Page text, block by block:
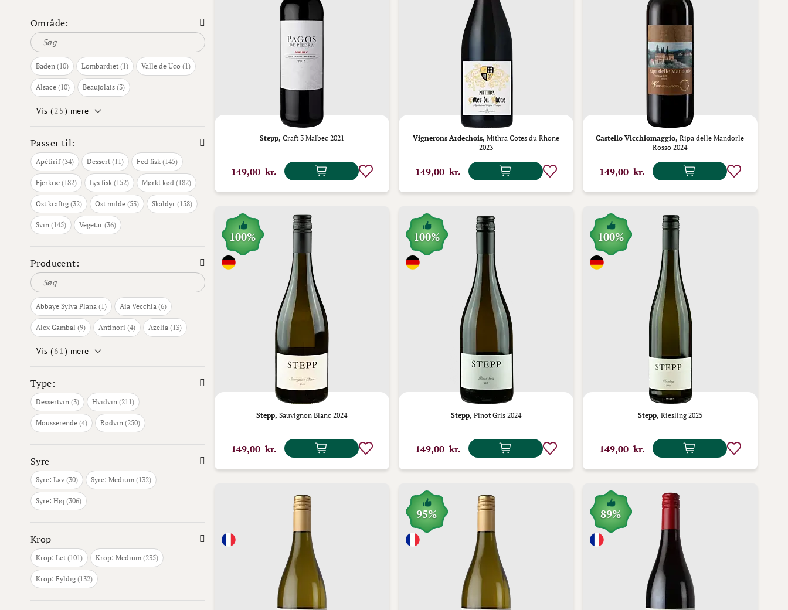
Område:
Baden 10
varer Lombardiet 1
vare Valle de Uco 1
vare
Alsace 10
varer Beaujolais 3
varer
Vis (25) mere
Passer til:
Apétirif 34
varer Dessert 11
varer Fed fisk 145
varer
Fjerkræ 182
varer Lys fisk 152
varer Mørkt kød 182
varer
Ost kraftig 32
varer Ost milde 53
varer Skaldyr 158
varer
Svin 145
varer Vegetar 36
varer
Producent:
Abbaye Sylva Plana 1
vare Aia Vecchia 6
varer
Alex Gambal 9
varer Antinori 4
varer Azelia 13
varer
Vis (61) mere
Type:
Dessertvin 3
varer Hvidvin 211
varer
Mousserende 4
varer Rødvin 250
varer
Syre
Syre: Lav 30
varer Syre: Medium 132
varer
Syre: Høj 306
varer
Krop
Krop: Let 101
varer Krop: Medium 235
varer
Krop: Fyldig 132
varer
Stepp, Craft 3 Malbec 2021
149,00 kr.
Vignerons Ardechois, Mithra Cotes du Rhone
2023
149,00 kr.
Castello Vicchiomaggio, Ripa delle Mandorle
Rosso 2024
149,00 kr.
100%
Stepp, Sauvignon Blanc 2024
149,00 kr.
100%
Stepp, Pinot Gris 2024
149,00 kr.
100%
Stepp, Riesling 2025
149,00 kr.
95% 89%